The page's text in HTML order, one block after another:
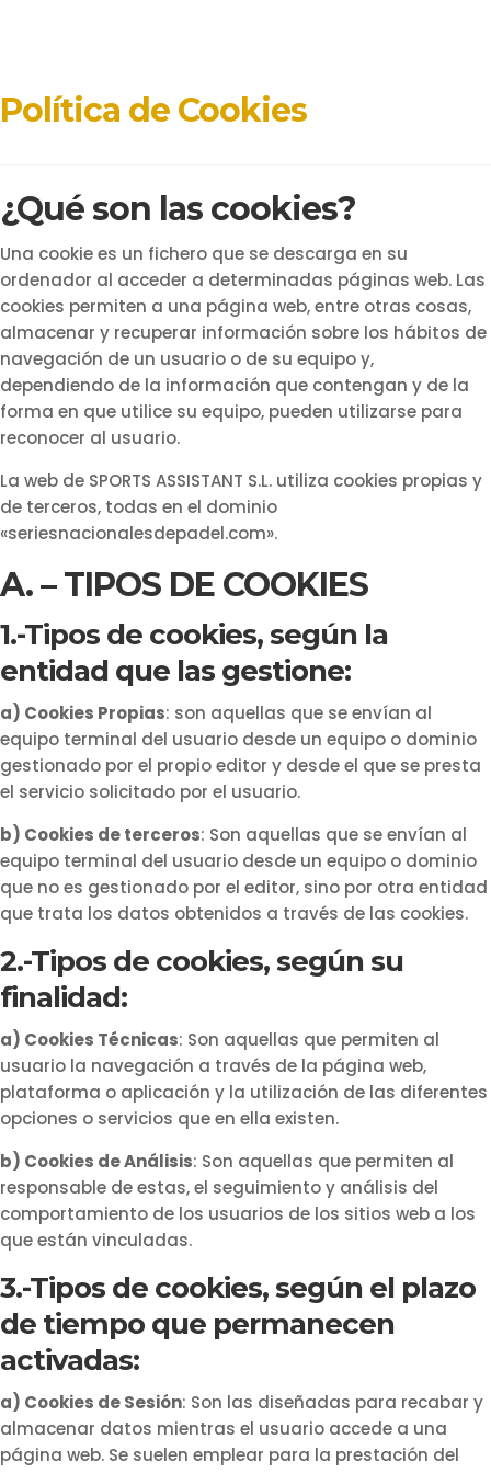
Política de Cookies
¿Qué son las cookies?
Una cookie es un fichero que se descarga en su
ordenador al acceder a determinadas páginas web. Las
cookies permiten a una página web, entre otras cosas,
almacenar y recuperar información sobre los hábitos de
navegación de un usuario o de su equipo y,
dependiendo de la información que contengan y de la
forma en que utilice su equipo, pueden utilizarse para
reconocer al usuario.
La web de SPORTS ASSISTANT S.L. utiliza cookies propias y
de terceros, todas en el dominio
«seriesnacionalesdepadel.com».
A. – TIPOS DE COOKIES
1.-Tipos de cookies, según la
entidad que las gestione:
a) Cookies Propias: son aquellas que se envían al
equipo terminal del usuario desde un equipo o dominio
gestionado por el propio editor y desde el que se presta
el servicio solicitado por el usuario.
b) Cookies de terceros: Son aquellas que se envían al
equipo terminal del usuario desde un equipo o dominio
que no es gestionado por el editor, sino por otra entidad
que trata los datos obtenidos a través de las cookies.
2.-Tipos de cookies, según su
finalidad:
a) Cookies Técnicas: Son aquellas que permiten al
usuario la navegación a través de la página web,
plataforma o aplicación y la utilización de las diferentes
opciones o servicios que en ella existen.
b) Cookies de Análisis: Son aquellas que permiten al
responsable de estas, el seguimiento y análisis del
comportamiento de los usuarios de los sitios web a los
que están vinculadas.
3.-Tipos de cookies, según el plazo
de tiempo que permanecen
activadas:
a) Cookies de Sesión: Son las diseñadas para recabar y
almacenar datos mientras el usuario accede a una
página web. Se suelen emplear para la prestación del